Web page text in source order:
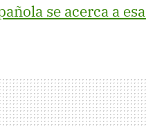
se acerca a